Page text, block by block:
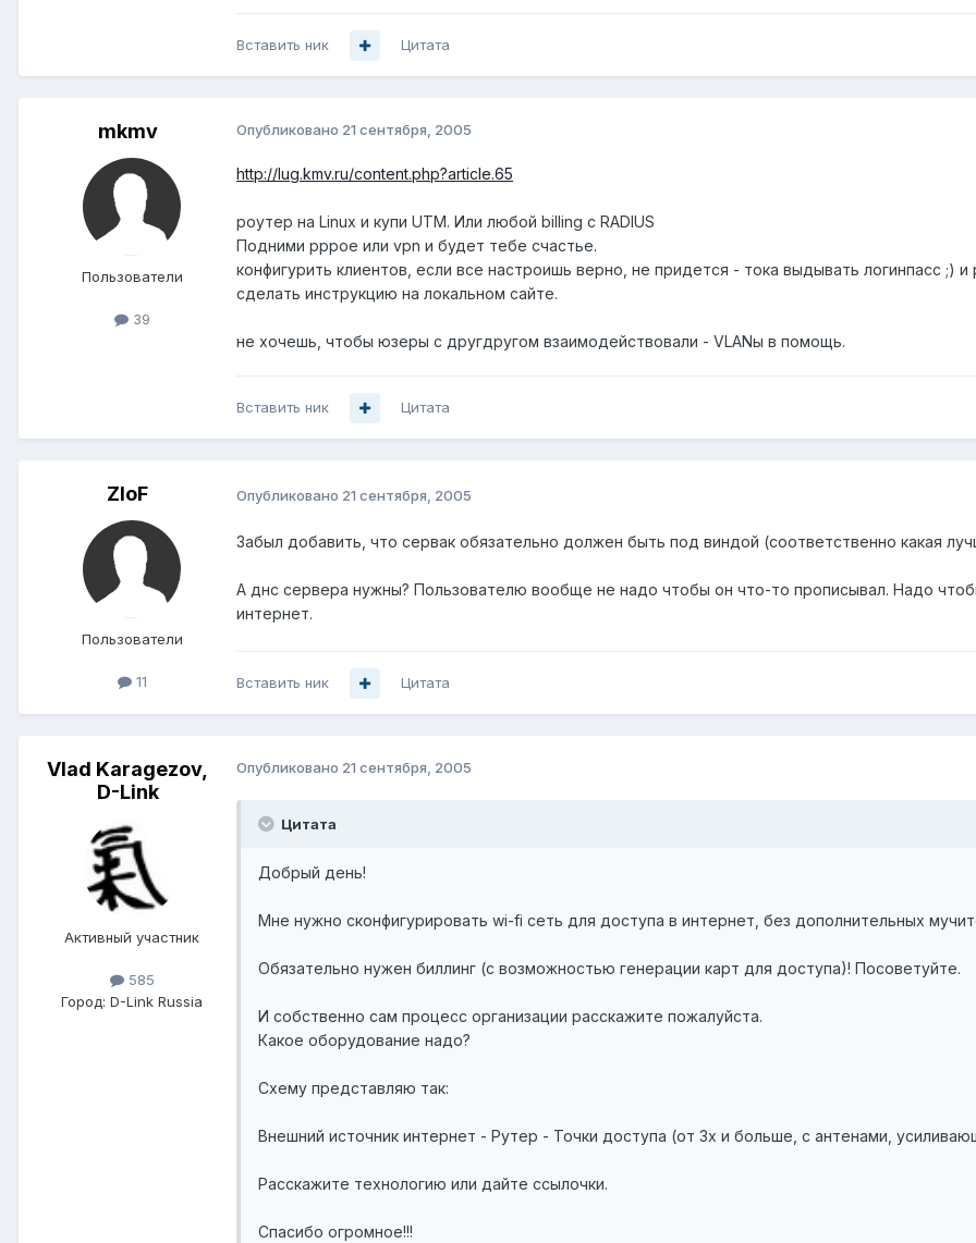
Вставить ник Цитата
mkmv
Пользователи
39
Опубликовано 21 сентября, 2005
http://lug.kmv.ru/content.php?article.65
роутер на Linux и купи UTM. Или любой billing с RADIUS
Подними pppoe или vpn и будет тебе счастье.
конфигурить клиентов, если все настроишь верно, не придется - тока выдывать логинпасс ;)
сделать инструкцию на локальном сайте.
не хочешь, чтобы юзеры с другдругом взаимодействовали - VLANы в помощь.
Вставить ник Цитата
ZloF
Пользователи
11
Опубликовано 21 сентября, 2005
Забыл добавить, что сервак обязательно должен быть под виндой (соответственно какая
А днс сервера нужны? Пользователю вообще не надо чтобы он что-то прописывал. Надо
интернет.
Вставить ник Цитата
Vlad Karagezov,
D-Link
Активный участник
585
Город: D-Link Russia
Опубликовано 21 сентября, 2005
Цитата
Добрый день!
Мне нужно сконфигурировать wi-fi сеть для доступа в интернет, без дополнительных
Обязательно нужен биллинг (с возможностью генерации карт для доступа)! Посоветуйте.
И собственно сам процесс организации расскажите пожалуйста.
Какое оборудование надо?
Схему представляю так:
Внешний источник интернет - Рутер - Точки доступа (от 3х и больше, с антенами,
Расскажите технологию или дайте ссылочки.
Спасибо огромное!!!